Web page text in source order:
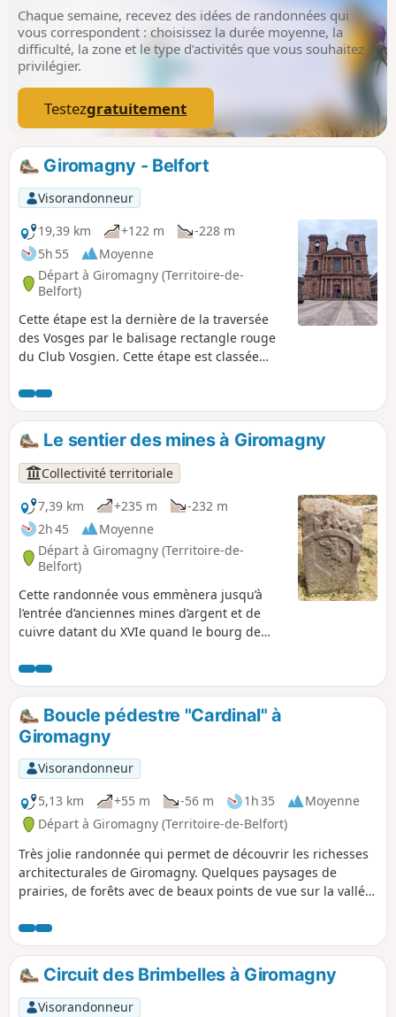
Chaque semaine, recevez des idées de randonnées qui
vous correspondent : choisissez la durée moyenne, la
difficulté, la zone et le type d’activités que vous souhaitez
privilégier.
Testezgratuitement
Giromagny - Belfort
Visorandonneur
19,39 km
+122 m
-228 m
5h 55
Moyenne
Départ à Giromagny (Territoire-de-
Belfort)
Cette étape est la dernière de la traversée
des Vosges par le balisage rectangle rouge
du Club Vosgien. Cette étape est classée
L'essentiel de la randonnée se fait sous
couvert forestier. L'étape démarre dans la
petite ville de Giromagny et se termine dans
la belle ville de Belfort, en passant par le
Lion de Bartholdi, site de photo
incontournable pour ceux qui terminent la
traversée des Vosges !
Le sentier des mines à Giromagny
Collectivité territoriale
7,39 km
+235 m
-232 m
2h 45
Moyenne
Départ à Giromagny (Territoire-de-
Belfort)
Cette randonnée vous emmènera jusqu’à
l’entrée d’anciennes mines d’argent et de
cuivre datant du XVIe quand le bourg de
population. Le sentier est balisé.
Boucle pédestre "Cardinal" à
Giromagny
Visorandonneur
5,13 km
+55 m -56 m 1h 35
Moyenne
Départ à Giromagny (Territoire-de-Belfort)
Très jolie randonnée qui permet de découvrir les richesses
architecturales de Giromagny. Quelques paysages de
prairies, de forêts avec de beaux points de vue sur la vallée
Circuit des Brimbelles à Giromagny
Visorandonneur